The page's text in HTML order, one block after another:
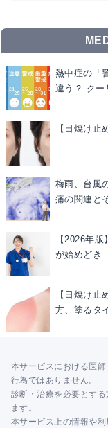
熱中症の「
違う？ クー
【日焼け
梅雨、台風
痛の関連と
【2026年
が始めどき
【日焼け
方、塗るタ
本サービスにおける医
行為ではありません。
診断・治療を必要とす
ます。
本サービス上の情報や